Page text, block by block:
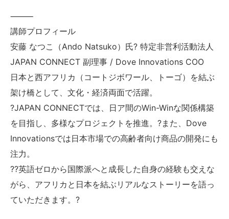
⸻
講師プロフィール
安藤 なつこ（Ando Natsuko）氏? 特定非営利活動法人
JAPAN CONNECT 副理事 / Dove Innovations COO
日本と西アフリカ（コートジボワール、トーゴ）を結ぶ
架け橋として、文化・経済両面で活躍。
?JAPAN CONNECTでは、日ア間のWin-Winな関係構築
を目指し、多様なプロジェクトを推進。?また、Dove
Innovationsでは日本市場での高齢者向け商品の開発にも
注力。
?‍?英語ゼロから国際派へと成長した自身の経験も交えな
がら、アフリカと日本を結ぶリアルなストーリーを語っ
ていただきます。?